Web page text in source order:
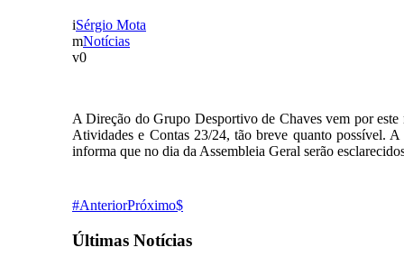
Sérgio Mota
Notícias
0
A Direção do Grupo Desportivo de Chaves vem por este
Atividades e Contas 23/24, tão breve quanto possível.
informa que no dia da Assembleia Geral serão
AnteriorPróximo
Últimas Notícias